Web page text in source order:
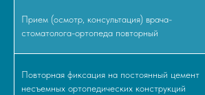
Прием (осмотр, консультация) врача-
стоматолога-ортопеда повторный
Повторная фиксация на постоянный цемент
несъемных ортопедических конструкций